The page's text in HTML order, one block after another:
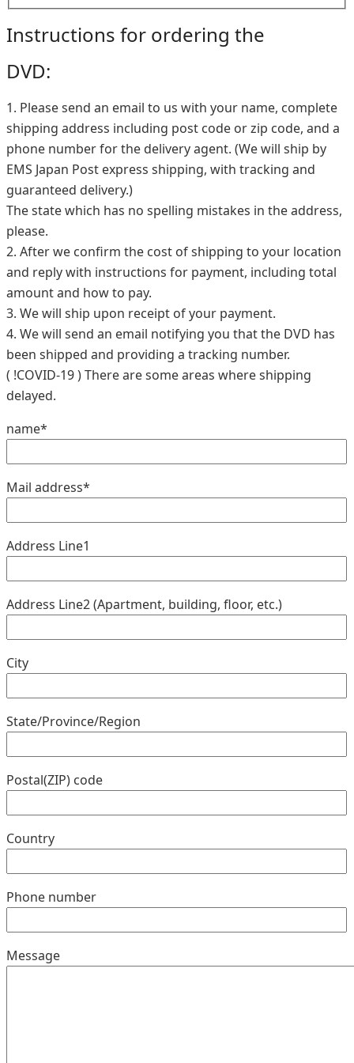
Instructions for ordering the
DVD:
1. Please send an email to us with your name, complete
shipping address including post code or zip code, and a
phone number for the delivery agent. (We will ship by
EMS Japan Post express shipping, with tracking and
guaranteed delivery.)
The state which has no spelling mistakes in the address,
please.
2. After we confirm the cost of shipping to your location
and reply with instructions for payment, including total
amount and how to pay.
3. We will ship upon receipt of your payment.
4. We will send an email notifying you that the DVD has
been shipped and providing a tracking number.
( !COVID-19 ) There are some areas where shipping
delayed.
name*
Mail address*
Address Line1
Address Line2 (Apartment, building, floor, etc.)
City
State/Province/Region
Postal(ZIP) code
Country
Phone number
Message